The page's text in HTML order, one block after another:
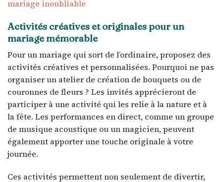
mariage inoubliable
Activités créatives et originales pour un
mariage mémorable
Pour un mariage qui sort de l’ordinaire, proposez des
activités créatives et personnalisées. Pourquoi ne pas
organiser un atelier de création de bouquets ou de
couronnes de fleurs ? Les invités apprécieront de
participer à une activité qui les relie à la nature et à
la fête. Les performances en direct, comme un groupe
de musique acoustique ou un magicien, peuvent
également apporter une touche originale à votre
journée.
Ces activités permettent non seulement de divertir,